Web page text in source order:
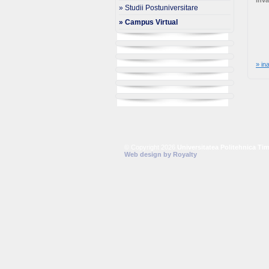
» Studii Postuniversitare
» Campus Virtual
»
Web design by Royalty